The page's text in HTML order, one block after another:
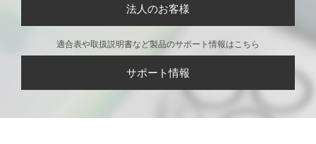
法人のお客様
適合表や取扱説明書など製品のサポート情報はこちら
サポート情報